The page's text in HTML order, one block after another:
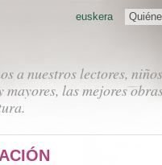
a nuestros lectores,
mayores, las mejores
euskera